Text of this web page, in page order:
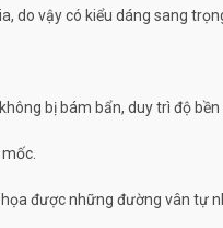
vậy có kiểu dáng sang
bị bám bẩn, duy trì độ bền
được những đường vân tự